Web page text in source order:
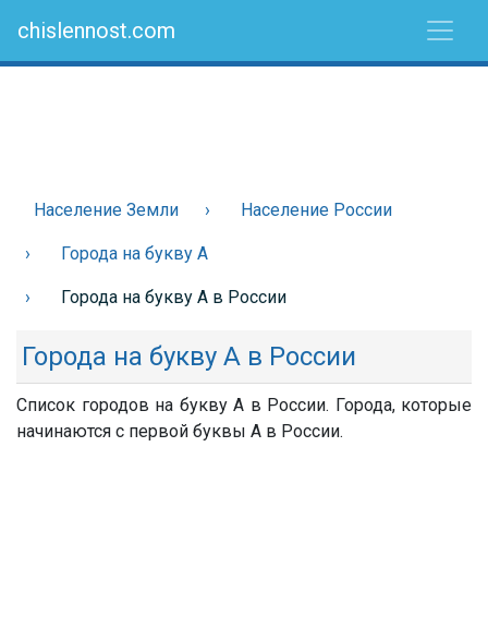
chislennost.com
Население Земли Население России
Города на букву А
Города на букву А в России
Города на букву А в России
Список городов на букву А в России. Города, которые
начинаются с первой буквы А в России.